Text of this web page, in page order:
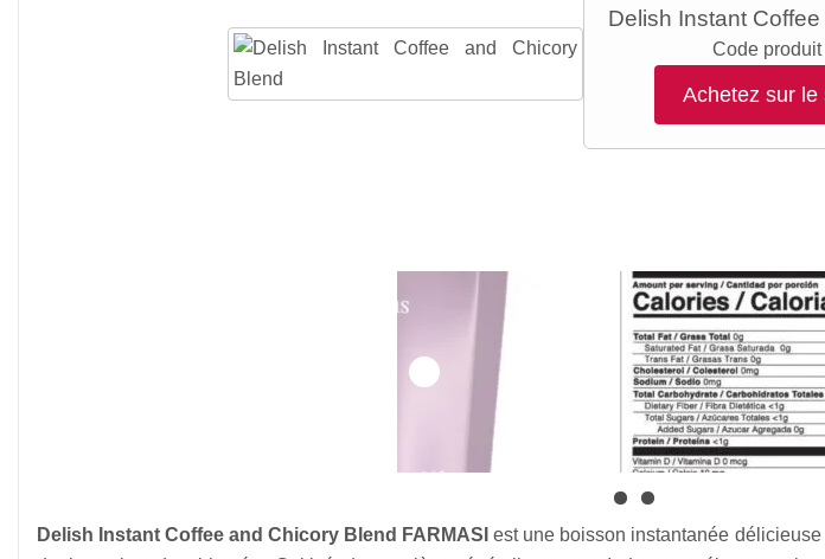
Delish Instant
Code produit
Achetez sur le
Delish Instant Coffee and Chicory Blend FARMASI est une boisson instantanée